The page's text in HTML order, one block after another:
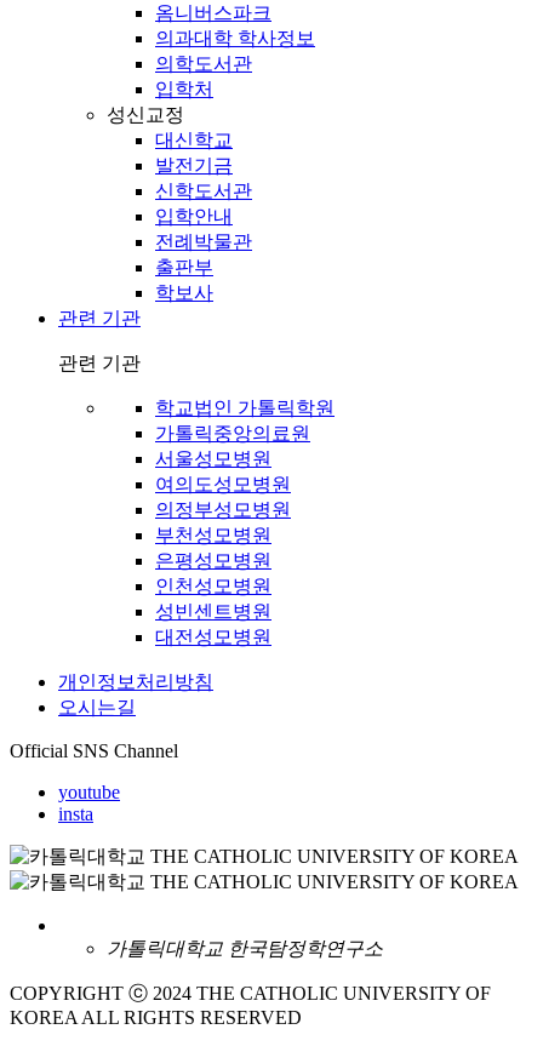
옴니버스파크
의과대학 학사정보
의학도서관
입학처
성신교정
대신학교
발전기금
신학도서관
입학안내
전례박물관
출판부
학보사
관련 기관
관련 기관
학교법인 가톨릭학원
가톨릭중앙의료원
서울성모병원
여의도성모병원
의정부성모병원
부천성모병원
은평성모병원
인천성모병원
성빈센트병원
대전성모병원
개인정보처리방침
오시는길
Official SNS Channel
youtube
insta
가톨릭대학교 한국탐정학연구소
COPYRIGHT ⓒ 2024 THE CATHOLIC UNIVERSITY OF
KOREA ALL RIGHTS RESERVED